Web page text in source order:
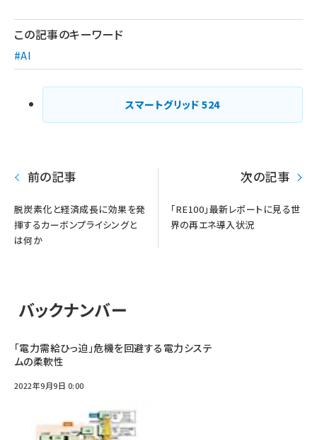
り
この記事のキーワード
#AI
スマートグリッド524
前の記事
脱炭素化と経済成長に効果を発
揮するカーボンプライシングと
は何か
次の記事
「RE100」最新レポートに見る世
界の再エネ導入状況
バックナンバー
「電力需給ひっ迫」危機を回避する電力システ
ムの柔軟性
2022年9月9日 0:00